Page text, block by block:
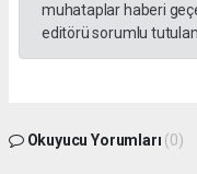
muhataplar haberi
editörü sorumlu
Okuyucu Yorumları (0)